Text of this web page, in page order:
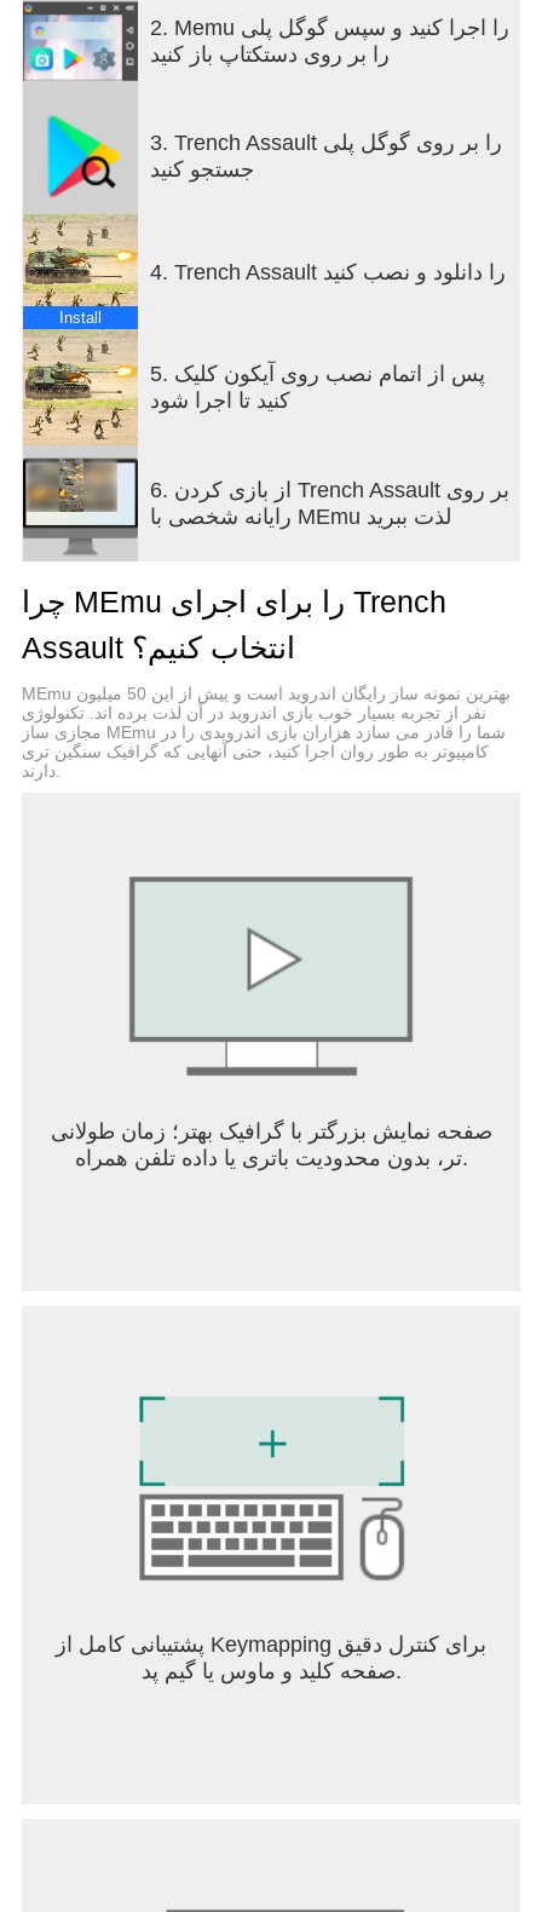
+ World War 2 theme
+ PVP
+ Intuitive mechanics
+ Trench warfare with epic explosions
+ Earn medals
+ Quick and spectacular battles
+ Play for free!
Variation in strategy and freedom of operation are
waiting for you. Fight for courage and glory!
Become an honored Commander!
Support:
Are you having problems? Contact us at ta@amt-
games.com or in the game by going to Settings >
Support.
Privacy Policy:
https://amt-games.com/privacy/
Terms of Service:
https://amt-games.com/tos/
2. Memu را اجرا کنید و سپس گوگل پلی
را بر روی دستکتاپ باز کنید
3. Trench Assault را بر روی گوگل پلی
جستجو کنید
Install
4. Trench Assault را دانلود و نصب کنید
5. پس از اتمام نصب روی آیکون کلیک
کنید تا اجرا شود
6. از بازی کردن Trench Assault بر روی
رایانه شخصی با MEmu لذت ببرید
چرا MEmu را برای اجرای Trench
Assault انتخاب کنیم؟
MEmu بهترین نمونه ساز رایگان اندروید است و پیش از این 50 میلیون
نفر از تجربه بسیار خوب بازی اندروید در آن لذت برده اند. تکنولوژی
مجازی ساز MEmu شما را قادر می سازد هزاران بازی اندرویدی را در
کامپیوتر به طور روان اجرا کنید، حتی آنهایی که گرافیک سنگین تری
دارند.
صفحه نمایش بزرگتر با گرافیک بهتر؛ زمان طولانی
تر، بدون محدودیت باتری یا داده تلفن همراه.
پشتیبانی کامل از Keymapping برای کنترل دقیق
صفحه کلید و ماوس یا گیم پد.